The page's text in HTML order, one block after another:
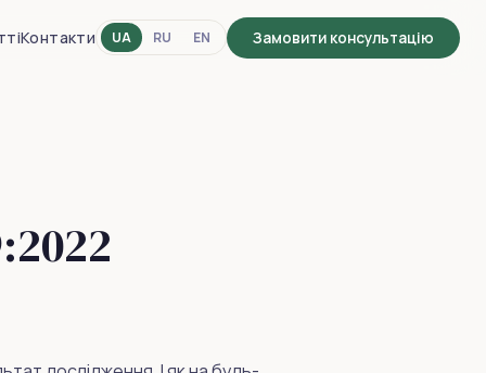
Контакти UA RU EN Замовити консультацію